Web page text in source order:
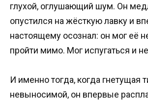
глухой, оглушающий шум. Он
опустился на жёсткую лавку и
настоящему осознал: он мог её
пройти мимо. Мог испугаться и
И именно тогда, когда гнетущая
невыносимой, он впервые